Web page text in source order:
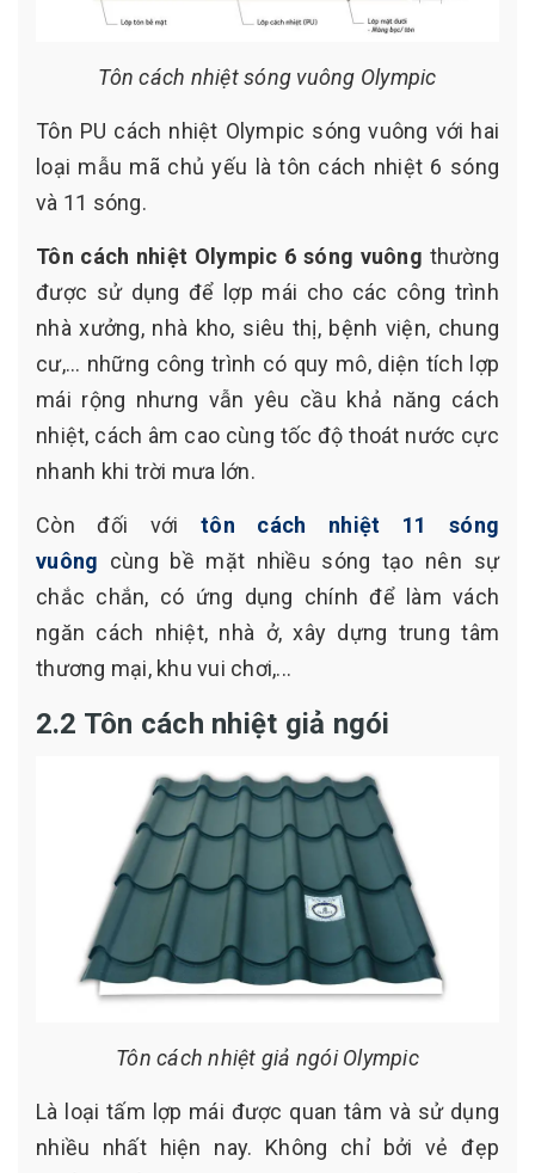
Tôn cách nhiệt sóng vuông Olympic
Tôn PU cách nhiệt Olympic sóng vuông với hai
loại mẫu mã chủ yếu là tôn cách nhiệt 6 sóng
và 11 sóng.
Tôn cách nhiệt Olympic 6 sóng vuông thường
được sử dụng để lợp mái cho các công trình
nhà xưởng, nhà kho, siêu thị, bệnh viện, chung
cư,... những công trình có quy mô, diện tích lợp
mái rộng nhưng vẫn yêu cầu khả năng cách
nhiệt, cách âm cao cùng tốc độ thoát nước cực
nhanh khi trời mưa lớn.
Còn đối vớitôn cách nhiệt 11 sóng
vuông cùng bề mặt nhiều sóng tạo nên sự
chắc chắn, có ứng dụng chính để làm vách
ngăn cách nhiệt, nhà ở, xây dựng trung tâm
thương mại, khu vui chơi,...
2.2 Tôn cách nhiệt giả ngói
Tôn cách nhiệt giả ngói Olympic
Là loại tấm lợp mái được quan tâm và sử dụng
nhiều nhất hiện nay. Không chỉ bởi vẻ đẹp